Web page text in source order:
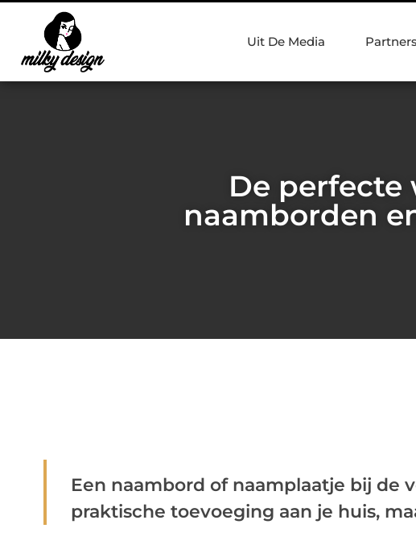
Uit De Media Partners
De perfecte
naamborden
Een naambord of naamplaatje bij de
praktische toevoeging aan je huis,